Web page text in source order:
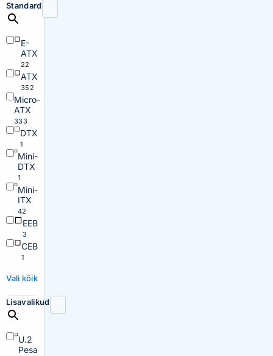
Standard
E-
ATX
22
ATX
352
Micro-
ATX
333
DTX
1
Mini-
DTX
1
Mini-
ITX
42
EEB
3
CEB
1
Vali kõik
Lisavalikud
U.2
Pesa